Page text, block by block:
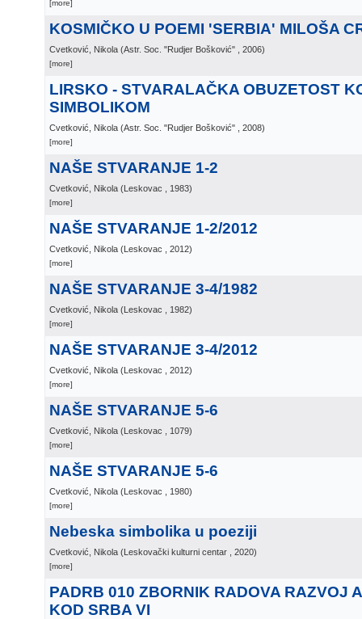
[more]
KOSMIČKO U POEMI 'SERBIA' MILOŠA
Cvetković, Nikola (Astr. Soc. "Rudjer Bošković" , 2006)
[more]
LIRSKO - STVARALAČKA OBUZETOST
SIMBOLIKOM
Cvetković, Nikola (Astr. Soc. "Rudjer Bošković" , 2008)
[more]
NAŠE STVARANJE 1-2
Cvetković, Nikola (Leskovac , 1983)
[more]
NAŠE STVARANJE 1-2/2012
Cvetković, Nikola (Leskovac , 2012)
[more]
NAŠE STVARANJE 3-4/1982
Cvetković, Nikola (Leskovac , 1982)
[more]
NAŠE STVARANJE 3-4/2012
Cvetković, Nikola (Leskovac , 2012)
[more]
NAŠE STVARANJE 5-6
Cvetković, Nikola (Leskovac , 1079)
[more]
NAŠE STVARANJE 5-6
Cvetković, Nikola (Leskovac , 1980)
[more]
Nebeska simbolika u poeziji
Cvetković, Nikola (Leskovački kulturni centar , 2020)
[more]
PADRB 010 ZBORNIK RADOVA RAZVOJ
KOD SRBA VI